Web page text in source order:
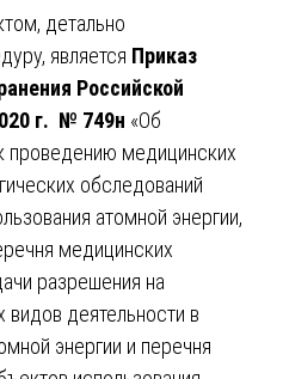
детально
является Приказ
Российской
г. № 749н «Об
проведению медицинских
обследований
атомной энергии,
медицинских
разрешения на
деятельности в
энергии и перечня